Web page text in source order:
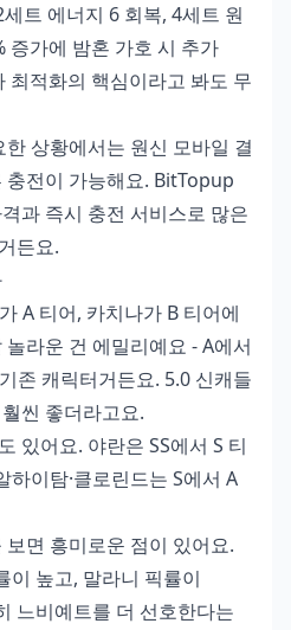
트 에너지 6 회복, 4세트 원
증가에 밤혼 가호 시 추가
최적화의 핵심이라고 봐도 무
한 상황에서는 원신 모바일 결
충전이 가능해요. BitTopup
과 즉시 충전 서비스로 많은
든요.
A 티어, 카치나가 B 티어에
라운 건 에밀리예요 - A에서
존 캐릭터거든요. 5.0 신캐들
씬 좋더라고요.
있어요. 야란은 SS에서 S 티
하이탐·클로린드는 S에서 A
면 흥미로운 점이 있어요.
이 높고, 말라니 픽률이
느비예트를 더 선호한다는